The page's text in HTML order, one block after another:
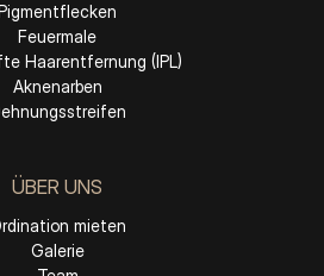
Feuermale
Haarentfernung (IPL)
Aknenarben
ÜBER UNS
mieten
Galerie